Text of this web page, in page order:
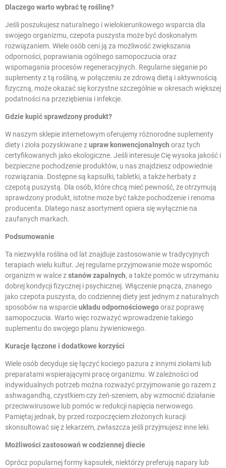
Dlaczego warto wybrać tę roślinę?
Jeśli poszukujesz naturalnego i wielokierunkowego wsparcia dla
swojego organizmu, czepota puszysta może być doskonałym
rozwiązaniem. Wiele osób ceni ją za możliwość zwiększania
odporności, poprawiania ogólnego samopoczucia oraz
wspomagania procesów regeneracyjnych. Regularne sięganie po
suplementy z tą rośliną, w połączeniu ze zdrową dietą i aktywnością
fizyczną, może okazać się korzystne szczególnie w okresach większej
podatności na przeziębienia i infekcje.
Gdzie kupić sprawdzony produkt?
W naszym sklepie internetowym oferujemy różnorodne suplementy
diety i zioła pozyskiwane zupraw konwencjonalnych oraz tych
certyfikowanych jako ekologiczne. Jeśli interesuje Cię wysoka jakość i
bezpieczne pochodzenie produktów, u nas znajdziesz odpowiednie
rozwiązania. Dostępne są kapsułki, tabletki, a także herbaty z
czepotą puszystą. Dla osób, które chcą mieć pewność, że otrzymują
sprawdzony produkt, istotne może być także pochodzenie i renoma
producenta. Dlatego nasz asortyment opiera się wyłącznie na
zaufanych markach.
Podsumowanie
Ta niezwykła roślina od lat znajduje zastosowanie w tradycyjnych
terapiach wielu kultur. Jej regularne przyjmowanie może wspomóc
organizm w walce zstanów zapalnych, a także pomóc w utrzymaniu
dobrej kondycji fizycznej i psychicznej. Włączenie pnącza, znanego
jako czepota puszysta, do codziennej diety jest jednym z naturalnych
sposobów na wsparcieukładu odpornościowegooraz poprawę
samopoczucia. Warto więc rozważyć wprowadzenie takiego
suplementu do swojego planu żywieniowego.
Kuracje łączone i dodatkowe korzyści
Wiele osób decyduje się łączyć kociego pazura z innymi ziołami lub
preparatami wspierającymi pracę organizmu. W zależności od
indywidualnych potrzeb można rozważyć przyjmowanie go razem z
ashwagandhą, czystkiem czy żeń-szeniem, aby wzmocnić działanie
przeciwwirusowe lub pomóc w redukcji napięcia nerwowego.
Pamiętaj jednak, by przed rozpoczęciem złożonych kuracji
skonsultować się z lekarzem, zwłaszcza jeśli przyjmujesz inne leki.
Możliwości zastosowań w codziennej diecie
Oprócz popularnej formy kapsułek, niektórzy preferują napary lub